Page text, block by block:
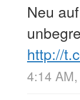
Neu
http://
4:14